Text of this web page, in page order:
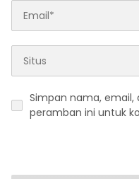
Simpan nama, email,
peramban ini untuk